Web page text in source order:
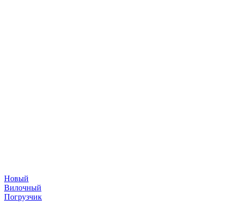
Новый
Вилочный
Погрузчик